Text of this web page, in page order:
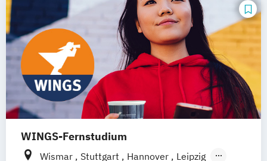
WINGS-Fernstudium
Wismar Stuttgart Hannover
Leipzig